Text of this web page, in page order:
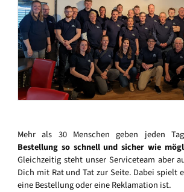
Mehr als 30 Menschen geben jeden
Bestellung so schnell und sicher wie
Gleichzeitig steht unser Serviceteam aber
Dich mit Rat und Tat zur Seite. Dabei spielt
eine Bestellung oder eine Reklamation ist.